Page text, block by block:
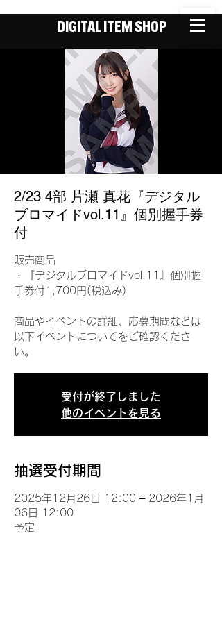
DIGITAL ITEM SHOP
2/23 4部 片瀬 真花『デジタル
ブロマイドvol.11』個別握手券
付
販売商品
・『デジタルブロマイドvol.11』個別握
手券付1,700円(税込み)
商品やイベントの詳細、応募期間などは
以下イベントについてをご確認くださ
い。
受付が終了しました
他のイベントを見る
抽選受付期間
2025年12月26日 12:00 – 2026年1月
06日 12:00
予定